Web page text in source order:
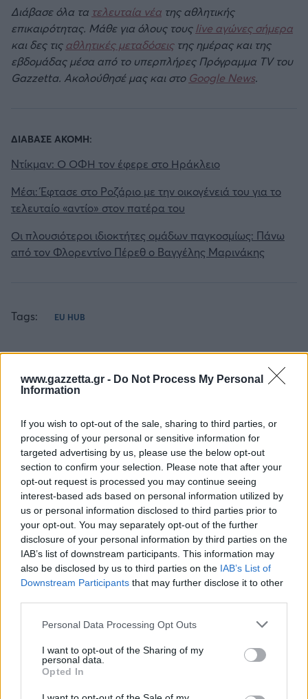
www.gazzetta.gr - Do Not Process My Personal
Information
If you wish to opt-out of the sale, sharing to third parties, or
processing of your personal or sensitive information for
targeted advertising by us, please use the below opt-out
section to confirm your selection. Please note that after your
opt-out request is processed you may continue seeing
interest-based ads based on personal information utilized by
us or personal information disclosed to third parties prior to
your opt-out. You may separately opt-out of the further
disclosure of your personal information by third parties on the
IAB’s list of downstream participants. This information may
also be disclosed by us to third parties on the IAB’s List of
Downstream Participants that may further disclose it to other
Please note that this website/app uses one or more Google
not limited to your visit or usage behaviour. You may click to
grant or deny consent to Google and its third-party tags to
use your data for below specified purposes in below Google
consent section.
Personal Data Processing Opt Outs
I want to opt-out of the Sharing of my
personal data.
Opted In
Διάβασε όλα τα τελευταία νέα της αθλητικής
επικαιρότητας. Μάθε για όλους τους live αγώνες σήμερα
και δες τιςαθλητικές μεταδόσειςτης ημέρας και της
εβδομάδας μέσα από το υπερπλήρες Πρόγραμμα TV του
Gazzetta. Ακολούθησέ μας και στο Google News.
ΔΙΑΒΑΣΕ ΑΚΟΜΗ:
Ντίκμαν: Ο ΟΦΗ τον έφερε στο Ηράκλειο
Μέσι: Έφτασε στο Ροζάριο με την οικογένειά του για το
τελευταίο «αντίο» στον πατέρα του
Οι πλουσιότεροι ιδιοκτήτες ομάδων παγκοσμίως: Πάνω
από τον Φλορεντίνο Πέρεθ ο Βαγγέλης Μαρινάκης
Tags: EU HUB
σου πρέπει να συνδεθείς
στο my gazzetta!
Εγγραφή Σύνδεση